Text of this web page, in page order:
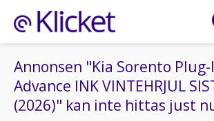
Annonsen "Kia Sorento
Advance INK VINTEHRJUL
(2026)" kan inte hittas just